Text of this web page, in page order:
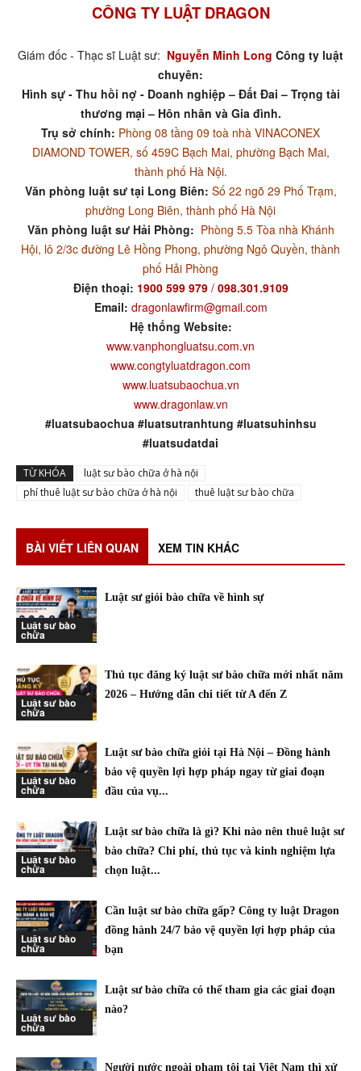
CÔNG TY LUẬT DRAGON
Giám đốc - Thạc sĩ Luật sư: Nguyễn Minh Long Công ty luật
chuyên:
Hình sự - Thu hồi nợ - Doanh nghiệp – Đất Đai – Trọng tài
thương mại – Hôn nhân và Gia đình.
Trụ sở chính: Phòng 08 tầng 09 toà nhà VINACONEX
DIAMOND TOWER, số 459C Bạch Mai, phường Bạch Mai,
thành phố Hà Nội.
Văn phòng luật sư tại Long Biên: Số 22 ngõ 29 Phố Trạm,
phường Long Biên, thành phố Hà Nội
Văn phòng luật sư Hải Phòng: Phòng 5.5 Tòa nhà Khánh
Hội, lô 2/3c đường Lê Hồng Phong, phường Ngô Quyền, thành
phố Hải Phòng
Điện thoại: 1900 599 979/ 098.301.9109
Email: dragonlawfirm@gmail.com
Hệ thống Website:
www.vanphongluatsu.com.vn
www.congtyluatdragon.com
www.luatsubaochua.vn
www.dragonlaw.vn
#luatsubaochua #luatsutranhtung #luatsuhinhsu
#luatsudatdai
TỪ KHÓA
luật sư bào chữa ở hà nội
phí thuê luật sư bào chữa ở hà nội
thuê luật sư bào chữa
BÀI VIẾT LIÊN QUAN XEM TIN KHÁC
Luật sư bào
chữa
Luật sư giỏi bào chữa về hình sự
Luật sư bào
chữa
Thủ tục đăng ký luật sư bào chữa mới nhất năm
2026 – Hướng dẫn chi tiết từ A đến Z
Luật sư bào
chữa
Luật sư bào chữa giỏi tại Hà Nội – Đồng hành
bảo vệ quyền lợi hợp pháp ngay từ giai đoạn
đầu của vụ...
Luật sư bào
chữa
Luật sư bào chữa là gì? Khi nào nên thuê luật sư
bào chữa? Chi phí, thủ tục và kinh nghiệm lựa
chọn luật...
Luật sư bào
chữa
Cần luật sư bào chữa gấp? Công ty luật Dragon
đồng hành 24/7 bảo vệ quyền lợi hợp pháp của
bạn
Luật sư bào
chữa
Luật sư bào chữa có thể tham gia các giai đoạn
nào?
Người nước ngoài phạm tội tại Việt Nam thì xử